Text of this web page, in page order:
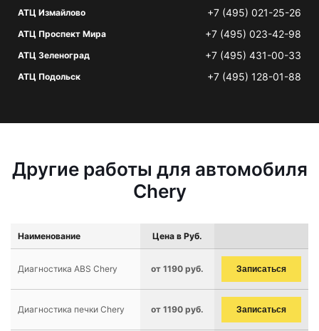
АТЦ Измайлово +7 (495) 021-25-26
АТЦ Проспект Мира +7 (495) 023-42-98
АТЦ Зеленоград +7 (495) 431-00-33
АТЦ Подольск +7 (495) 128-01-88
Другие работы для автомобиля
Chery
Наименование Цена в Руб.
Диагностика ABS Chery от 1190 руб. Записаться
Диагностика печки Chery от 1190 руб. Записаться